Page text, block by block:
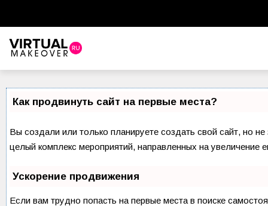
Красота
Прически и стрижки
Как продвинуть сайт на первые места?
Вы создали или только планируете создать свой сайт, но
целый комплекс мероприятий, направленных на
Ускорение продвижения
Если вам трудно попасть на первые места в поиске